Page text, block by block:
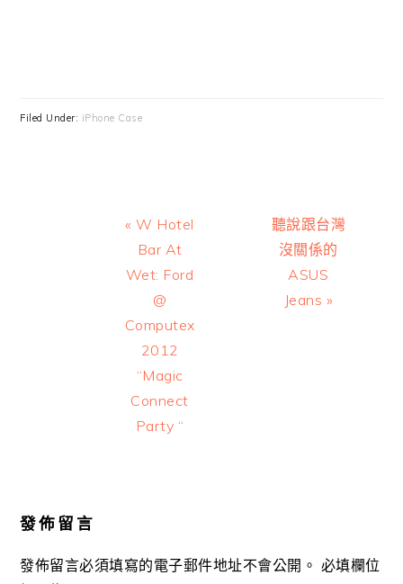
Filed Under: iPhone Case
Previous
Post:
« W Hotel
Bar At
Wet: Ford
@
Computex
2012
“Magic
Connect
Party “
Next
Post:
聽說跟台灣
沒關係的
ASUS
Jeans »
發佈留言
發佈留言必須填寫的電子郵件地址不會公開。 必填欄位